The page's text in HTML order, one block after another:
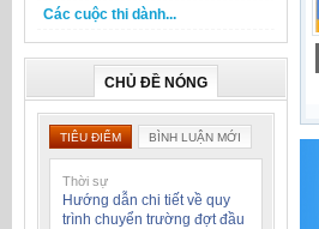
Các cuộc thi dành...
CHỦ ĐỀ NÓNG
TIÊU ĐIỂM BÌNH LUẬN MỚI
Thời sự
Hướng dẫn chi tiết về quy
trình chuyển trường đợt đầu